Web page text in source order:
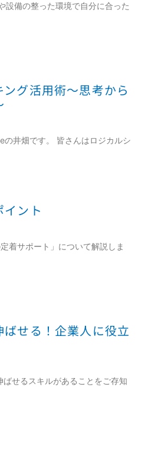
設備の整った環境で自分に合った
グ活用術〜思考から
井畑です。 皆さんはロジカルシ
ント
着サポート」について解説しま
せる！企業人に役立
せるスキルがあることをご存知